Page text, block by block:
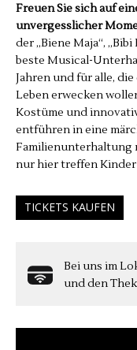
Freuen Sie sich auf
unvergesslicher
der „Biene Maja“,
beste Musical-
Jahren und für alle,
Leben erwecken
Kostüme und
entführen in eine
Familienunterhaltung
nur hier treffen
TICKETS KAUFEN
Bei uns im
und den